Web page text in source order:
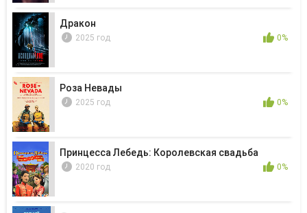
Дракон
2025 год 0%
Роза Невады
2025 год 0%
Принцесса Лебедь: Королевская свадьба
2020 год 0%